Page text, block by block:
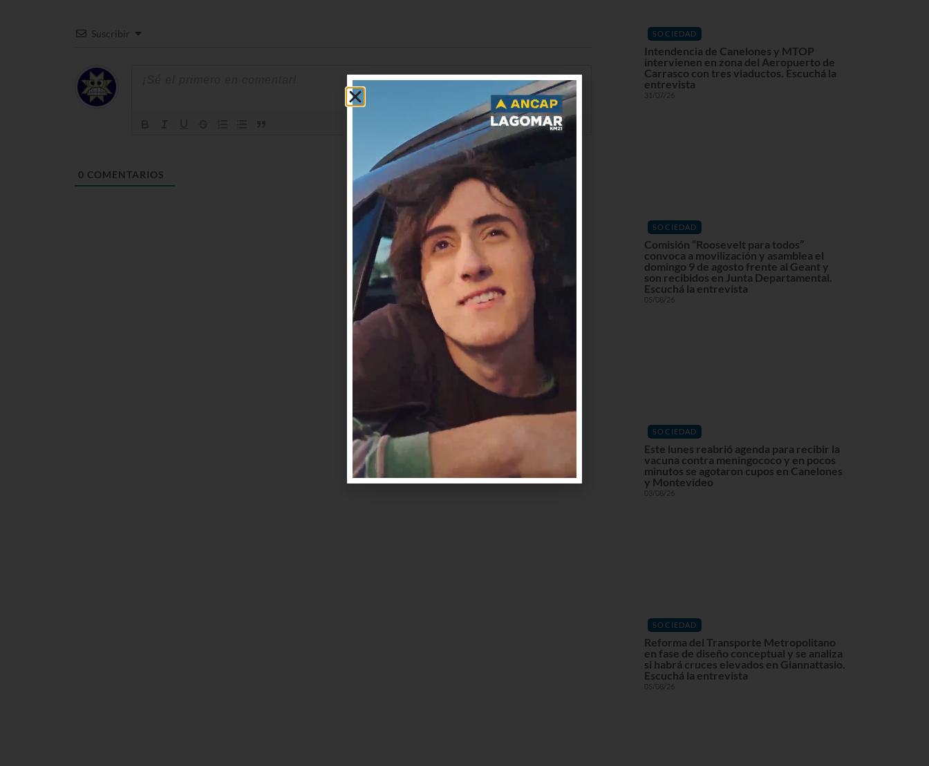
Suscribir
0 COMENTARIOS
SOCIEDAD
Intendencia de Canelones y MTOP
intervienen en zona del Aeropuerto de
Carrasco con tres viaductos. Escuchá la
entrevista
31/07/26
SOCIEDAD
Comisión “Roosevelt para todos”
convoca a movilización y asamblea el
domingo 9 de agosto frente al Geant y
son recibidos en Junta Departamental.
Escuchá la entrevista
05/08/26
SOCIEDAD
Este lunes reabrió agenda para recibir la
vacuna contra meningococo y en pocos
minutos se agotaron cupos en Canelones
y Montevideo
03/08/26
SOCIEDAD
Reforma del Transporte Metropolitano
en fase de diseño conceptual y se analiza
si habrá cruces elevados en Giannattasio.
Escuchá la entrevista
05/08/26